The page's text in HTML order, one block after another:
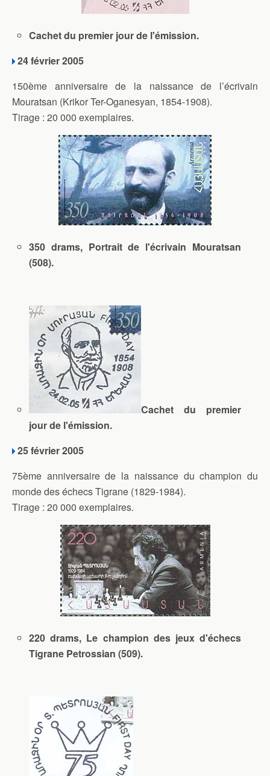
Cachet du premier jour de l'émission.
24 février 2005
150ème anniversaire de la naissance de l’écrivain
Mouratsan (Krikor Ter-Oganesyan, 1854-1908).
Tirage : 20 000 exemplaires.
350 drams, Portrait de l'écrivain Mouratsan
(508).
Cachet du premier
jour de l'émission.
25 février 2005
75ème anniversaire de la naissance du champion du
monde des échecs Tigrane (1829-1984).
Tirage : 20 000 exemplaires.
220 drams, Le champion des jeux d'échecs
Tigrane Petrossian (509).